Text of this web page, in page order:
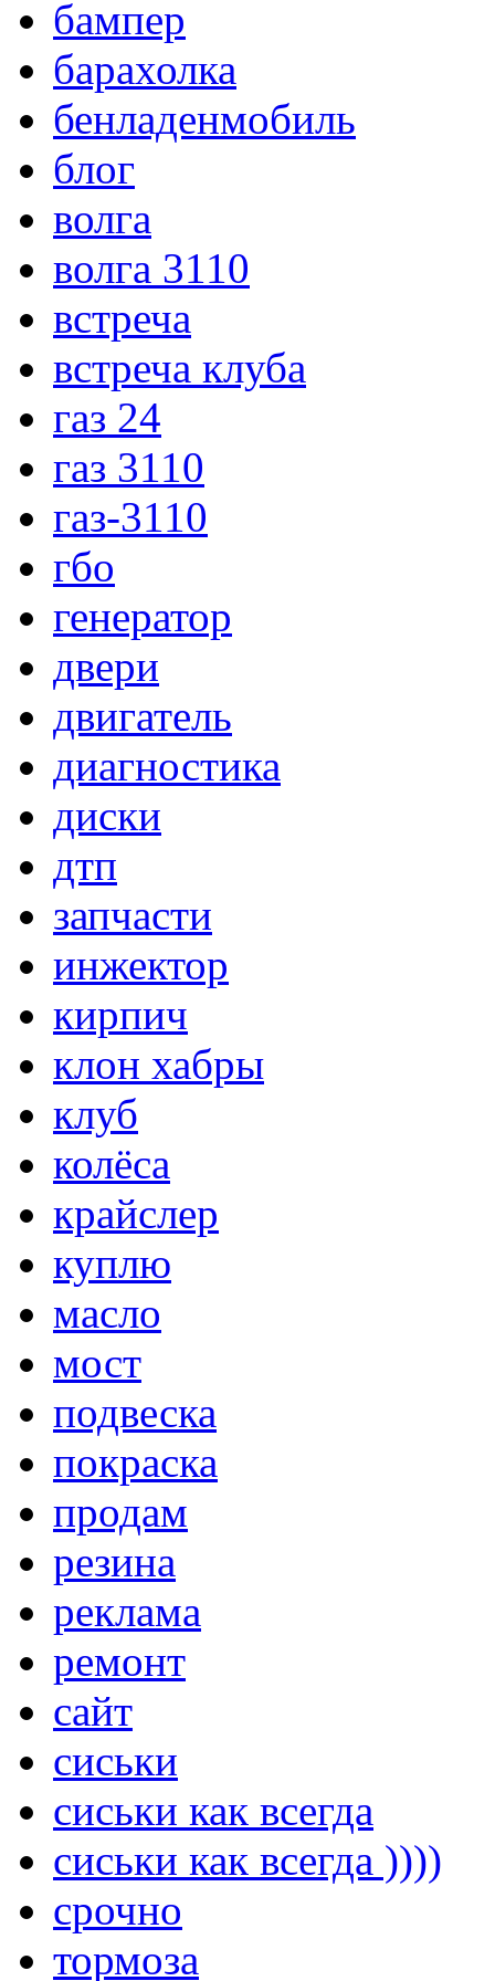
бампер
барахолка
бенладенмобиль
блог
волга
волга 3110
встреча
встреча клуба
газ 24
газ 3110
газ-3110
гбо
генератор
двери
двигатель
диагностика
диски
дтп
запчасти
инжектор
кирпич
клон хабры
клуб
колёса
крайслер
куплю
масло
мост
подвеска
покраска
продам
резина
реклама
ремонт
сайт
сиськи
сиськи как всегда
сиськи как всегда ))))
срочно
тормоза